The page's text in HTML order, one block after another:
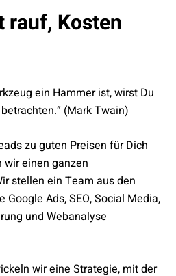
rauf, Kosten
ein Hammer ist, wirst Du
(Mark Twain)
zu guten Preisen für Dich
wir einen ganzen
stellen ein Team aus den
Ads, SEO, Social Media,
und Webanalyse
wir eine Strategie, mit der